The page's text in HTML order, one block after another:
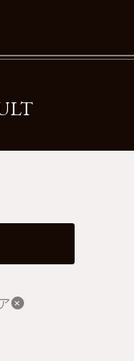
ダウンロード